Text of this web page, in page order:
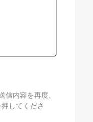
内容を再度、
してくださ